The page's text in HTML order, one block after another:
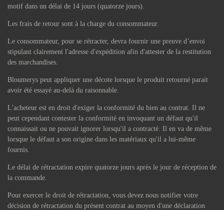
motif dans un délai de 14 jours (quatorze jours).
Les frais de retour sont à la charge du consommateur.
Le consommateur, pour se rétracter, devra fournir une preuve d’envoi
stipulant clairement l'adresse d'expédition afin d'attester de la restitution
des marchandises.
Bloumerys peut appliquer une décote lorsque le produit retourné parait
avoir été essayé au-delà du raisonnable.
L'acheteur est en droit d'exiger la conformité du bien au contrat. Il ne
peut cependant contester la conformité en invoquant un défaut qu'il
connaissait ou ne pouvait ignorer lorsqu'il a contracté. Il en va de même
lorsque le défaut a son origine dans les matériaux qu'il a lui-même
fournis.
Le délai de rétractation expire quatorze jours après le jour de réception de
la commande.
Pour exercer le droit de rétractation, vous devez nous notifier votre
décision de rétractation du présent contrat au moyen d'une déclaration